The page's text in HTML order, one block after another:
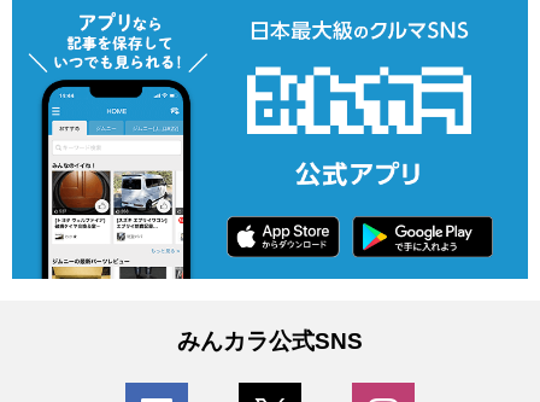
みんカラ公式SNS